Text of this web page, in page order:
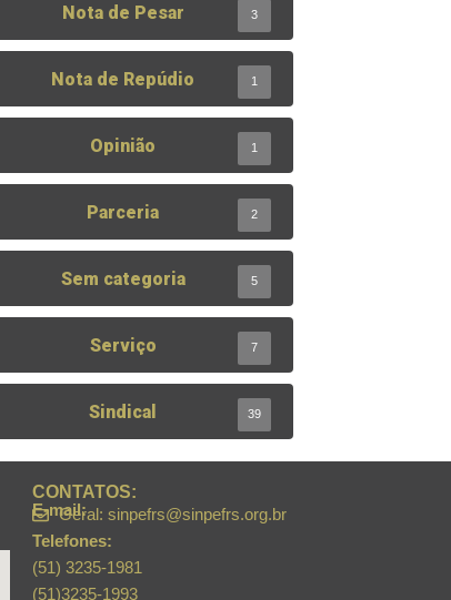
Nota de Pesar 3
Nota de Repúdio 1
Opinião 1
Parceria 2
Sem categoria 5
Serviço 7
Sindical 39
CONTATOS:
E-mail:Geral: sinpefrs@sinpefrs.org.br
Telefones:
(51) 3235-1981
(51)3235-1993